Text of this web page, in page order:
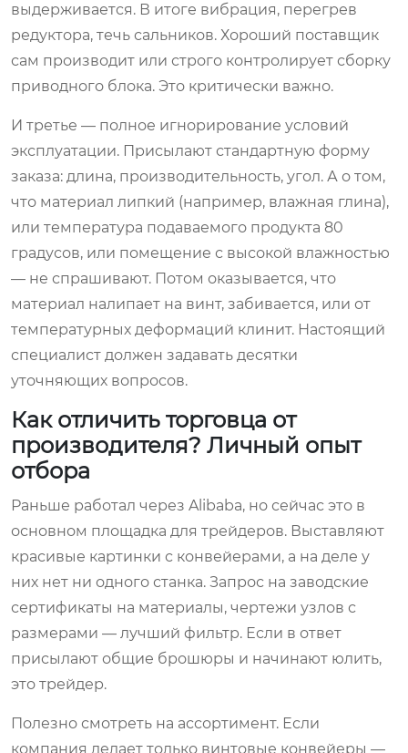
выдерживается. В итоге вибрация, перегрев
редуктора, течь сальников. Хороший поставщик
сам производит или строго контролирует сборку
приводного блока. Это критически важно.
И третье — полное игнорирование условий
эксплуатации. Присылают стандартную форму
заказа: длина, производительность, угол. А о том,
что материал липкий (например, влажная глина),
или температура подаваемого продукта 80
градусов, или помещение с высокой влажностью
— не спрашивают. Потом оказывается, что
материал налипает на винт, забивается, или от
температурных деформаций клинит. Настоящий
специалист должен задавать десятки
уточняющих вопросов.
Как отличить торговца от
производителя? Личный опыт
отбора
Раньше работал через Alibaba, но сейчас это в
основном площадка для трейдеров. Выставляют
красивые картинки с конвейерами, а на деле у
них нет ни одного станка. Запрос на заводские
сертификаты на материалы, чертежи узлов с
размерами — лучший фильтр. Если в ответ
присылают общие брошюры и начинают юлить,
это трейдер.
Полезно смотреть на ассортимент. Если
компания делает только винтовые конвейеры —